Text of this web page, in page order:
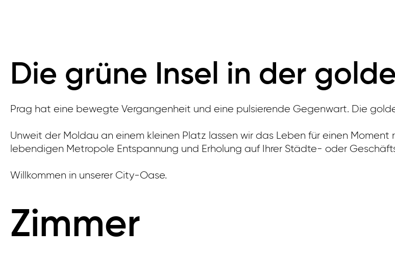
Die grüne Insel in der
Prag hat eine bewegte Vergangenheit und eine pulsierende Gegenwart. Die
Unweit der Moldau an einem kleinen Platz lassen wir das Leben für einen
lebendigen Metropole Entspannung und Erholung auf Ihrer Städte- oder
Willkommen in unserer City-Oase.
Zimmer